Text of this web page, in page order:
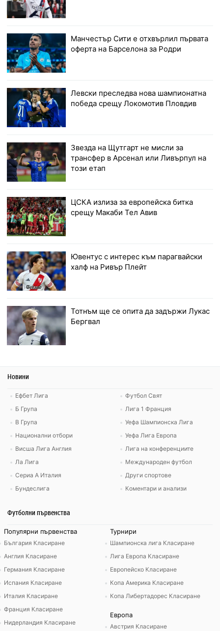
Манчестър Сити е отхвърлил първата
оферта на Барселона за Родри
Левски преследва нова шампионатна
победа срещу Локомотив Пловдив
Звезда на Щутгарт не мисли за
трансфер в Арсенал или Ливърпул на
този етап
ЦСКА излиза за европейска битка
срещу Макаби Тел Авив
Ювентус с интерес към парагвайски
халф на Ривър Плейт
Тотнъм ще се опита да задържи Лукас
Бергвал
Новини
Ефбет Лига
Б Група
В Група
Национални отбори
Висша Лига Англия
Ла Лига
Сериа А Италия
Бундеслига
Футбол Свят
Лига 1 Франция
Уефа Шампионска Лига
Уефа Лига Европа
Лига на конференциите
Международен футбол
Други спортове
Коментари и анализи
Футболни първенства
Популярни първенства
България Класиране
Англия Класиране
Германия Класиране
Испания Класиране
Италия Класиране
Франция Класиране
Нидерландия Класиране
Турнири
Шампионска лига Класиране
Лига Европа Класиране
Европейско Класиране
Копа Америка Класиране
Копа Либертадорес Класиране
Европа
Австрия Класиране